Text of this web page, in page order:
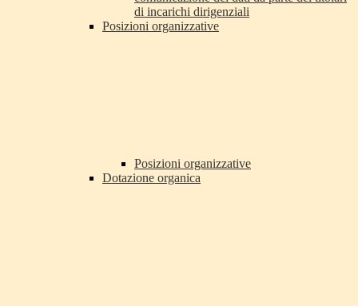
di incarichi dirigenziali
Posizioni organizzative
Posizioni organizzative
Dotazione organica